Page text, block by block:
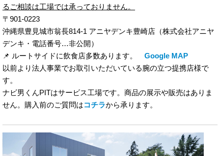
るご相談は工場では承っておりません。
〒901-0223
沖縄県豊見城市翁長814-1 アニヤデンキ豊崎店（株式会社アニヤ
デンキ・電話番号…非公開）
📌 ルートサイドに飲食店多数あります。 Google MAP
以前より法人事業でお取引いただいている腕の立つ提携店様で
す。
ナビ男くんPITはサービス工場です。商品の展示や販売はありま
せん。購入前のご質問はコチラから承ります。